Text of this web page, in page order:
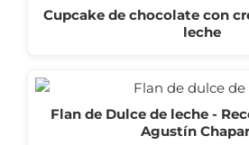
Cupcake de chocolate con
leche
Flan de Dulce de leche -
Agustín